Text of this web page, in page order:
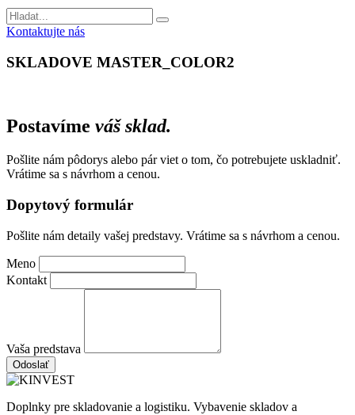
Vyhladavanie
Kontaktujte nás
SKLADOVE MASTER_COLOR2
Postavíme váš sklad.
Pošlite nám pôdorys alebo pár viet o tom, čo potrebujete uskladniť.
Vrátime sa s návrhom a cenou.
Dopytový formulár
Pošlite nám detaily vašej predstavy. Vrátime sa s návrhom a cenou.
Meno
Kontakt
Vaša predstava
Odoslať
Doplnky pre skladovanie a logistiku. Vybavenie skladov a